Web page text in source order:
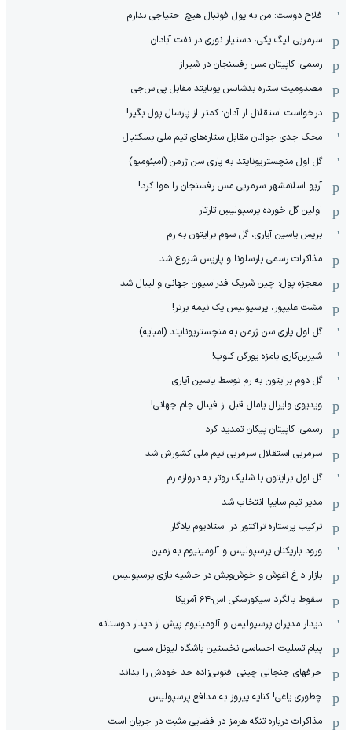
فلاح دوست: من به پول فوتبال هیچ احتیاجی ندارم
سرمربی لیگ یکی، دستیار نوری در نفت آبادان
رسمی: کاپیتان مس رفسنجان در شیراز
مصدومیت ستاره بدشانس یونایتد مقابل پی‌اس‌جی
درخواست استقلال از آدان: کمتر از پارسال پول بگیر!
محک جدی ‌جوانان مقابل ستاره‌های تیم ملی بسکتبال
گل اول منچستریونایتد به پاری سن ژرمن (امبئومبو)
آریو اسلامشهر سرمربی مس رفسنجان را هوا کرد!
اولین گل خورده پرسپولیسِ تارتار
بریس یاسین آیاری، گل سوم برایتون به رم
مذاکرات رسمی بارسلونا و پاریس شروع شد
معجزه پول: چین شریک فدراسیون جهانی والیبال شد
مشت علیپور، پرسپولیس یک نیمه برتر!
گل اول پاری سن ژرمن به منچستریونایتد (امبایه)
شیرین‌کاری بامزه یورگن کلوپ!
گل دوم برایتون به رم توسط یاسین آیاری
ویدیوی وایرال یامال قبل از فینال جام جهانی!
رسمی: کاپیتان پیکان تمدید کرد
سرمربی استقلال سرمربی تیم ملی کشورش شد
گل اول برایتون با شلیک روتر به دروازه رم
مدیر تیم سایپا انتخاب شد
ترکیب پرستاره تراکتور در استادیوم یادگار
ورود بازیکنان پرسپولیس و آلومینیوم به زمین
بازار داغ آغوش و خوش‌و‌بش در حاشیه بازی پرسپولیس
سقوط بالگرد سیکورسکی اس-۶۴ آمریکا
دیدار مدیران پرسپولیس و آلومینیوم پیش از دیدار دوستانه
پیام تسلیت احساسی نخستین باشگاه لیونل مسی
حرفهای جنجالی چینی: فنونی‌زاده حد خودش را بداند
چطوری یاغی! کنایه پیروز به مدافع پرسپولیس
مذاکرات درباره تنگه هرمز در فضایی مثبت در جریان است